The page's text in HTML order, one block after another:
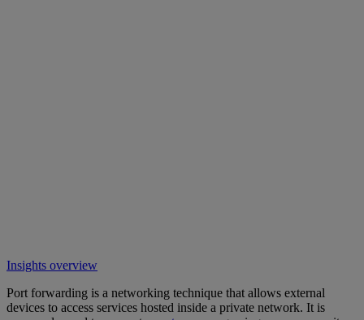
Insights overview
Port forwarding is a networking technique that allows external
devices to access services hosted inside a private network. It is